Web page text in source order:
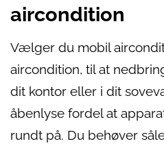
aircondition
Vælger du mobil
aircondition, til at
dit kontor eller i dit
åbenlyse fordel at
rundt på. Du behøver